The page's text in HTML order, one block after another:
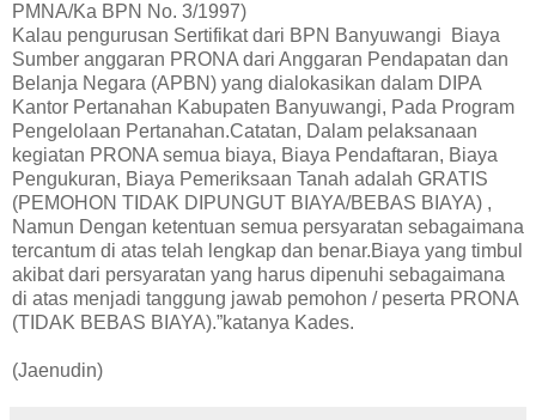
PMNA/Ka BPN No. 3/1997)
Kalau pengurusan Sertifikat dari BPN Banyuwangi Biaya
Sumber anggaran PRONA dari Anggaran Pendapatan dan
Belanja Negara (APBN) yang dialokasikan dalam DIPA
Kantor Pertanahan Kabupaten Banyuwangi, Pada Program
Pengelolaan Pertanahan.Catatan, Dalam pelaksanaan
kegiatan PRONA semua biaya, Biaya Pendaftaran, Biaya
Pengukuran, Biaya Pemeriksaan Tanah adalah GRATIS
(PEMOHON TIDAK DIPUNGUT BIAYA/BEBAS BIAYA) ,
Namun Dengan ketentuan semua persyaratan sebagaimana
tercantum di atas telah lengkap dan benar.Biaya yang timbul
akibat dari persyaratan yang harus dipenuhi sebagaimana
di atas menjadi tanggung jawab pemohon / peserta PRONA
(TIDAK BEBAS BIAYA).”katanya Kades.
(Jaenudin)